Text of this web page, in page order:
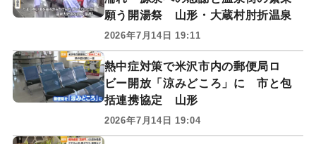
願う開湯祭 山形・大蔵村肘折温泉
2026年7月14日 19:11
熱中症対策で米沢市内の郵便局ロ
ビー開放「涼みどころ」に 市と包
括連携協定 山形
2026年7月14日 19:04